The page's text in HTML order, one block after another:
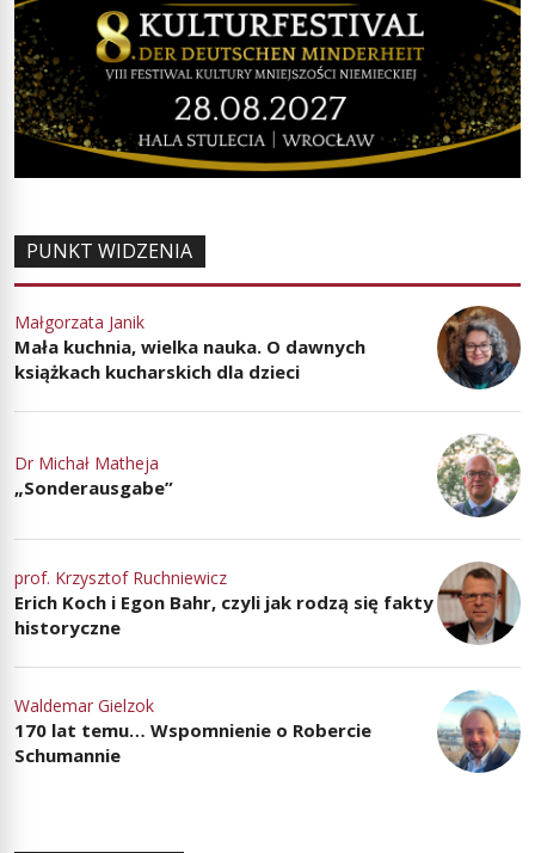
PUNKT WIDZENIA
Małgorzata Janik
Mała kuchnia, wielka nauka. O dawnych
książkach kucharskich dla dzieci
Dr Michał Matheja
„Sonderausgabe”
prof. Krzysztof Ruchniewicz
Erich Koch i Egon Bahr, czyli jak rodzą się fakty
historyczne
Waldemar Gielzok
170 lat temu… Wspomnienie o Robercie
Schumannie